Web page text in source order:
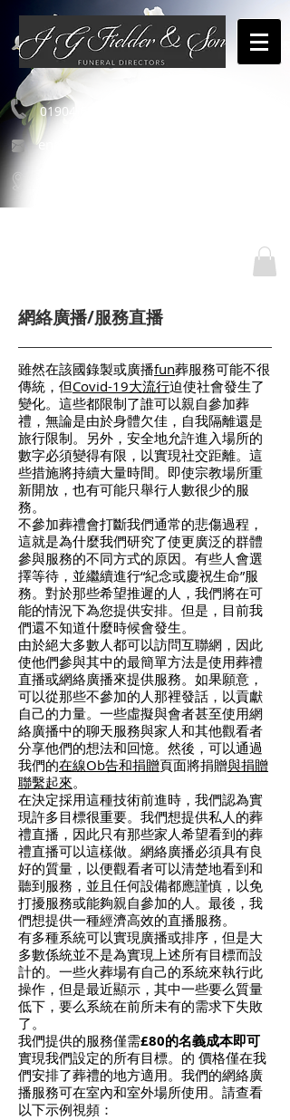
01904 654460
enquiries@jgfielderandson.co.uk
網絡廣播/服務直播
雖然在該國錄製或廣播fun葬服務可能不很
傳統，但Covid-19大流行迫使社會發生了
變化。這些都限制了誰可以親自參加葬
禮，無論是由於身體欠佳，自我隔離還是
旅行限制。另外，安全地允許進入場所的
數字必須變得有限，以實現社交距離。這
些措施將持續大量時間。即使宗教場所重
新開放，也有可能只舉行人數很少的服
務。
不參加葬禮會打斷我們通常的悲傷過程，
這就是為什麼我們研究了使更廣泛的群體
參與服務的不同方式的原因。有些人會選
擇等待，並繼續進行“紀念或慶祝生命”服
務。對於那些希望推遲的人，我們將在可
能的情況下為您提供安排。但是，目前我
們還不知道什麼時候會發生。
由於絕大多數人都可以訪問互聯網，因此
使他們參與其中的最簡單方法是使用葬禮
直播或網絡廣播來提供服務。如果願意，
可以從那些不參加的人那裡發話，以貢獻
自己的力量。一些虛擬與會者甚至使用網
絡廣播中的聊天服務與家人和其他觀看者
分享他們的想法和回憶。然後，可以通過
我們的在線Ob告和捐贈頁面將捐贈與捐贈
聯繫起來。
在決定採用這種技術前進時，我們認為實
現許多目標很重要。我們想提供私人的葬
禮直播，因此只有那些家人希望看到的葬
禮直播可以這樣做。網絡廣播必須具有良
好的質量，以便觀看者可以清楚地看到和
聽到服務，並且任何設備都應謹慎，以免
打擾服務或能夠親自參加的人。最後，我
們想提供一種經濟高效的直播服務。
有多種系統可以實現廣播或排序，但是大
多數係統並不是為實現上述所有目標而設
計的。一些火葬場有自己的系統來執行此
操作，但是最近顯示，其中一些要么質量
低下，要么系統在前所未有的需求下失敗
了。
我們提供的服務僅需£80的名義成本即可
實現我們設定的所有目標。的 價格僅在我
們安排了葬禮的地方適用。我們的網絡廣
播服務可在室內和室外場所使用。請查看
以下示例視頻：